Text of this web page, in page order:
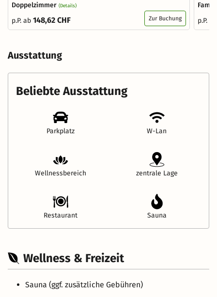
Doppelzimmer (Details)
p.P. ab 148,62 CHF Zur Buchung
p.P.
Ausstattung
Beliebte Ausstattung
Parkplatz W-Lan
Wellnessbereich zentrale Lage
Restaurant Sauna
Wellness & Freizeit
Sauna (ggf. zusätzliche Gebühren)